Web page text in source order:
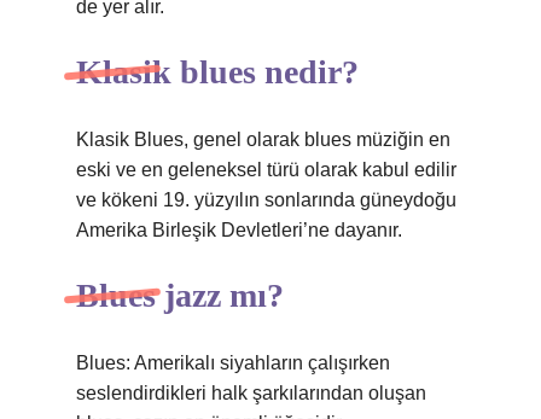
de yer alır.
Klasik blues nedir?
Klasik Blues, genel olarak blues müziğin en
eski ve en geleneksel türü olarak kabul edilir
ve kökeni 19. yüzyılın sonlarında güneydoğu
Amerika Birleşik Devletleri’ne dayanır.
Blues jazz mı?
Blues: Amerikalı siyahların çalışırken
seslendirdikleri halk şarkılarından oluşan